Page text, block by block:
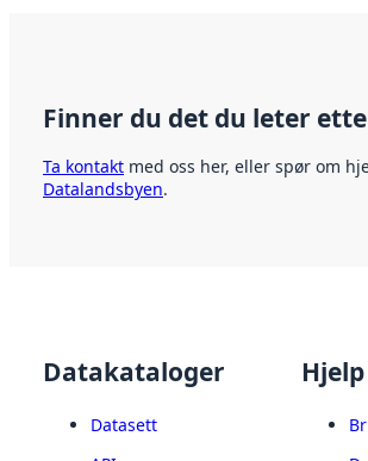
Finner du det du leter
Ta kontakt med oss her, eller spør om
Datalandsbyen.
Datakataloger
Datasett